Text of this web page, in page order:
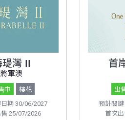
瑅灣 II
將軍澳
中
樓花
期 30/06/2027
25/07/2026
首
出
預計關
首次